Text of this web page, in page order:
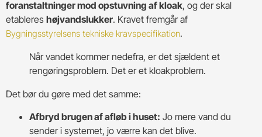
foranstaltninger mod opstuvning af kloak, og der skal
etableres højvandslukker. Kravet fremgår af
Bygningsstyrelsens tekniske kravspecifikation.
Når vandet kommer nedefra, er det sjældent et
rengøringsproblem. Det er et kloakproblem.
Det bør du gøre med det samme:
Afbryd brugen af afløb i huset: Jo mere vand du
sender i systemet, jo værre kan det blive.